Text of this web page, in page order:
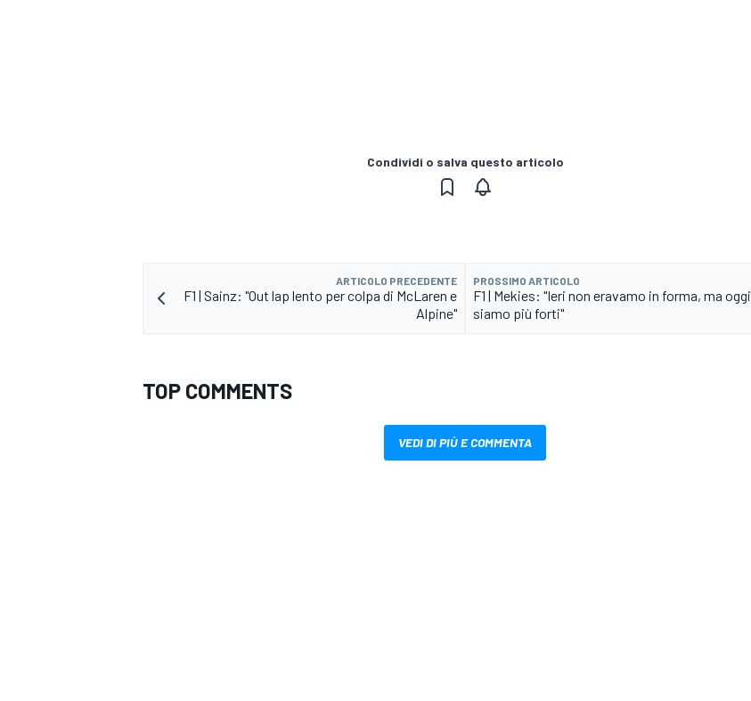
Condividi o salva questo articolo
ARTICOLO PRECEDENTE
F1 | Sainz: "Out lap lento per colpa di McLaren e
Alpine"
PROSSIMO ARTICOLO
F1 | Mekies: "Ieri non eravamo in forma, ma oggi
siamo più forti"
TOP COMMENTS
VEDI DI PIÙ E COMMENTA